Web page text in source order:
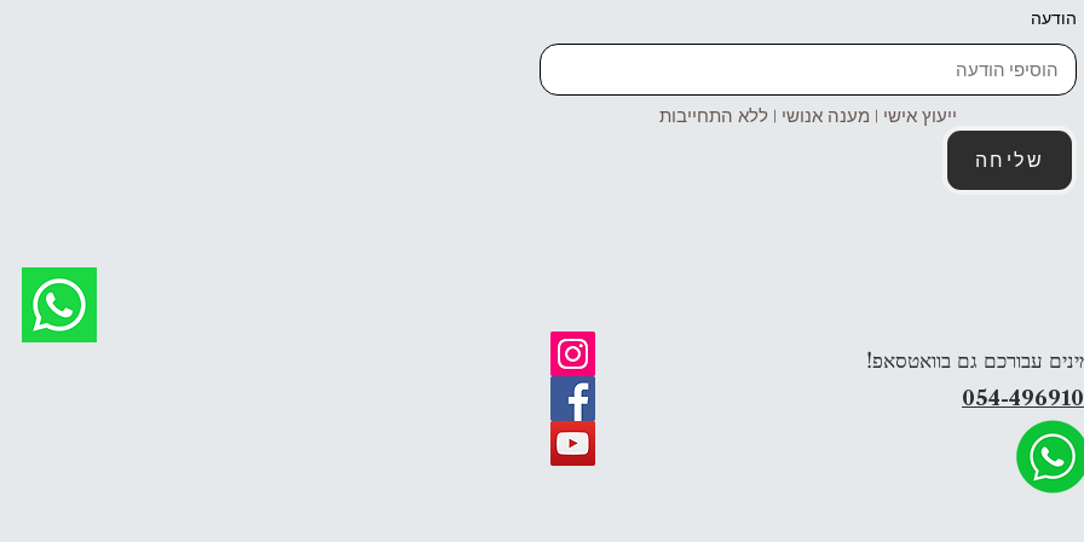
הודעה
ייעוץ אישי | מענה אנושי | ללא התחייבות
שליחה
עבורכם גם בוואטסאפ!
054-